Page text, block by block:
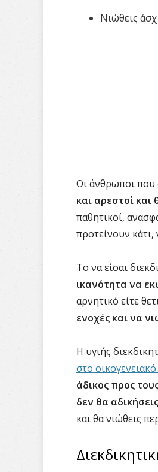
Νιώθεις
Οι άνθρωποι που
και αρεστοί και
παθητικοί,
προτείνουν
Το να είσαι
ικανότητα να
αρνητικό είτε
ενοχές και να
Η υγιής
στο
άδικος προς
δεν θα
και θα νιώθεις